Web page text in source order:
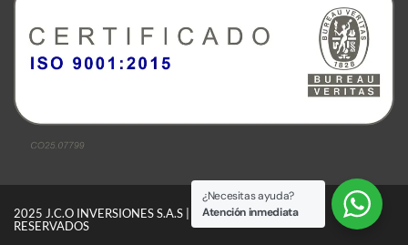
2025 J.C.O INVERSIONES S.A.S | TODOS LOS DERECHOS
RESERVADOS
¿Necesitas ayuda?
Atención inmediata